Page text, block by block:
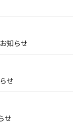
知らせ
せ
せ